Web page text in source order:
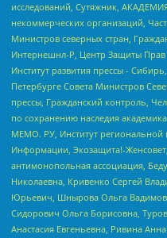
исследований, Сутяжник,
некоммерческих организаций,
Министров северных стран,
Интернешнл-Р, Центр Защиты
Институт развития прессы -
Петербурге Совета Министров
прессы, Гражданский контроль,
по сохранению наследия
МЕМО. РУ, Институт региональной
Информации, Экозащита!-
антимонопольная ассоциация,
Николаевна, Кривенко Сергей
Юрьевич, Шнырова Ольга
Сидорович Ольга Борисовна,
Анастасия Евгеньевна, Ривина